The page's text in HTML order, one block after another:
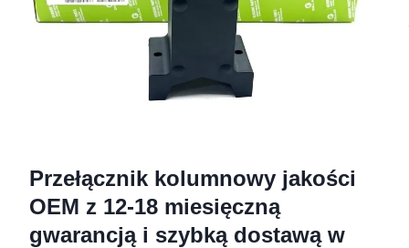
Przełącznik kolumnowy jakości
OEM z 12-18 miesięczną
gwarancją i szybką dostawą w